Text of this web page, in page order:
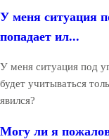
У меня ситуация
попадает ил...
У меня ситуация под
будет учитываться
явился?
Могу ли я